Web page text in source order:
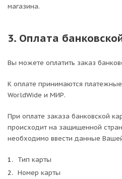
магазина.
3. Оплата
Вы можете оплатить заказ
К оплате принимаются
WorldWide и МИР.
При оплате заказа банковской
происходит на защищенной
необходимо ввести данные
Тип карты
Номер карты